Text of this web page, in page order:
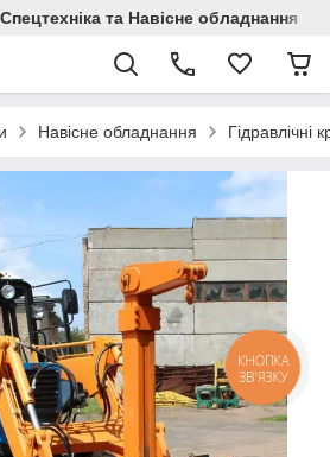
та Навісне обладнання
Навісне обладнання Гідравлічні
КНОПКА
ЗВ'ЯЗКУ